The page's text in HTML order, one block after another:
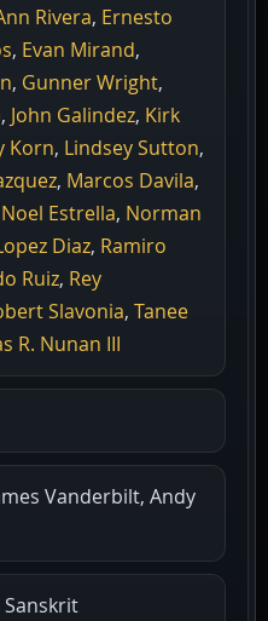
Rivera, Ernesto
, Evan Mirand,
, Gunner Wright,
, John Galindez, Kirk
Korn, Lindsey Sutton,
, Marcos Davila,
Noel Estrella, Norman
Diaz, Ramiro
Ruiz, Rey
Slavonia, Tanee
R. Nunan III
Vanderbilt, Andy
Sanskrit